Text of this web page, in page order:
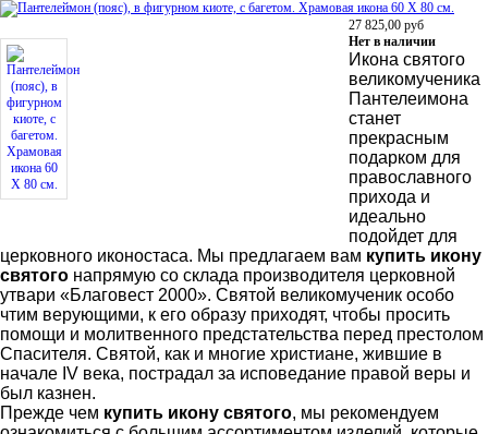
27 825,00 руб
Нет в наличии
Икона святого
великомученика
Пантелеимона
станет
прекрасным
подарком для
православного
прихода и
идеально
подойдет для
церковного иконостаса. Мы предлагаем вам купить икону
святого напрямую со склада производителя церковной
утвари «Благовест 2000». Святой великомученик особо
чтим верующими, к его образу приходят, чтобы просить
помощи и молитвенного предстательства перед престолом
Спасителя. Святой, как и многие христиане, жившие в
начале IV века, пострадал за исповедание правой веры и
был казнен.
Прежде чем купить икону святого, мы рекомендуем